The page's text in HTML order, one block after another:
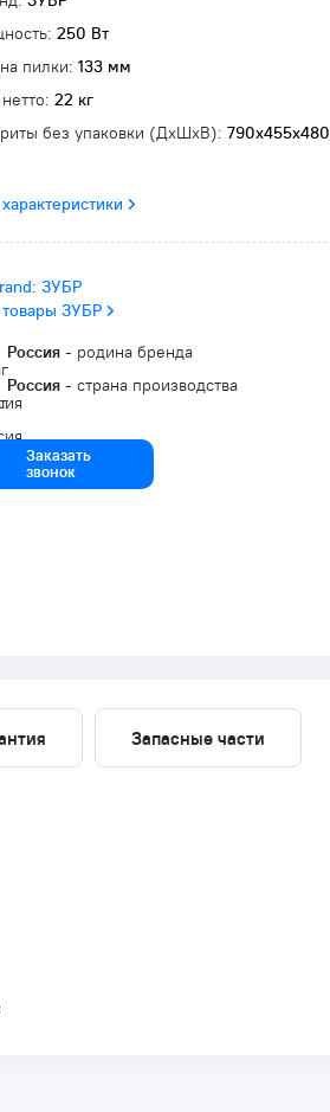
250 Вт
пилки: 133 мм
22 кг
без упаковки (ДxШxВ): 790х455х480
ЗУБР
Россия - родина бренда
Россия - страна производства
Заказать
звонок
Запасные части